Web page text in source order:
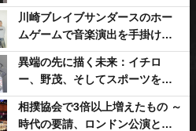
る～
川崎ブレイブサンダースのホー
ムゲームで音楽演出を手掛ける
スチャダラパーが川崎新！アリ
ーナシティ・プロジェクトを語
る 「楽しみでしかないでしょ。
川崎は、ずっと成長曲線だか
ら」
異端の先に描く未来：イチロ
ー、野茂、そしてスポーツを支
える科学界の挑戦
相撲協会で3倍以上増えたもの ～
時代の要請、ロンドン公演と古